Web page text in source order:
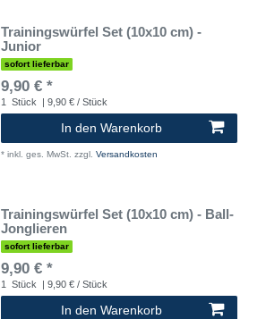
Trainingswürfel Set (10x10 cm) -
Junior
sofort lieferbar
9,90 € *
1 Stück | 9,90 € / Stück
In den Warenkorb
* inkl. ges. MwSt. zzgl. Versandkosten
Trainingswürfel Set (10x10 cm) - Ball-
Jonglieren
sofort lieferbar
9,90 € *
1 Stück | 9,90 € / Stück
In den Warenkorb